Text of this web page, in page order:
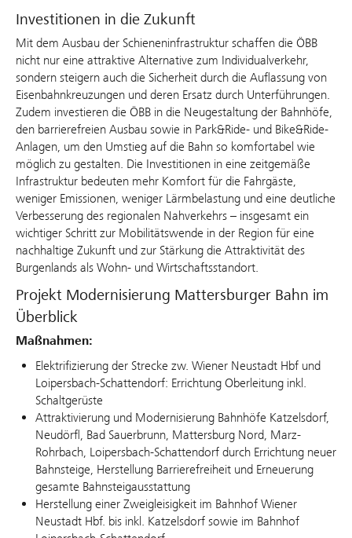
Investitionen in die Zukunft
Mit dem Ausbau der Schieneninfrastruktur schaffen die ÖBB
nicht nur eine attraktive Alternative zum Individualverkehr,
sondern steigern auch die Sicherheit durch die Auflassung von
Eisenbahnkreuzungen und deren Ersatz durch Unterführungen.
Zudem investieren die ÖBB in die Neugestaltung der Bahnhöfe,
den barrierefreien Ausbau sowie in Park&Ride- und Bike&Ride-
Anlagen, um den Umstieg auf die Bahn so komfortabel wie
möglich zu gestalten. Die Investitionen in eine zeitgemäße
Infrastruktur bedeuten mehr Komfort für die Fahrgäste,
weniger Emissionen, weniger Lärmbelastung und eine deutliche
Verbesserung des regionalen Nahverkehrs – insgesamt ein
wichtiger Schritt zur Mobilitätswende in der Region für eine
nachhaltige Zukunft und zur Stärkung die Attraktivität des
Burgenlands als Wohn- und Wirtschaftsstandort.
Projekt Modernisierung Mattersburger Bahn im
Überblick
Maßnahmen:
Elektrifizierung der Strecke zw. Wiener Neustadt Hbf und
Loipersbach-Schattendorf: Errichtung Oberleitung inkl.
Schaltgerüste
Attraktivierung und Modernisierung Bahnhöfe Katzelsdorf,
Neudörfl, Bad Sauerbrunn, Mattersburg Nord, Marz-
Rohrbach, Loipersbach-Schattendorf durch Errichtung neuer
Bahnsteige, Herstellung Barrierefreiheit und Erneuerung
gesamte Bahnsteigausstattung
Herstellung einer Zweigleisigkeit im Bahnhof Wiener
Neustadt Hbf. bis inkl. Katzelsdorf sowie im Bahnhof